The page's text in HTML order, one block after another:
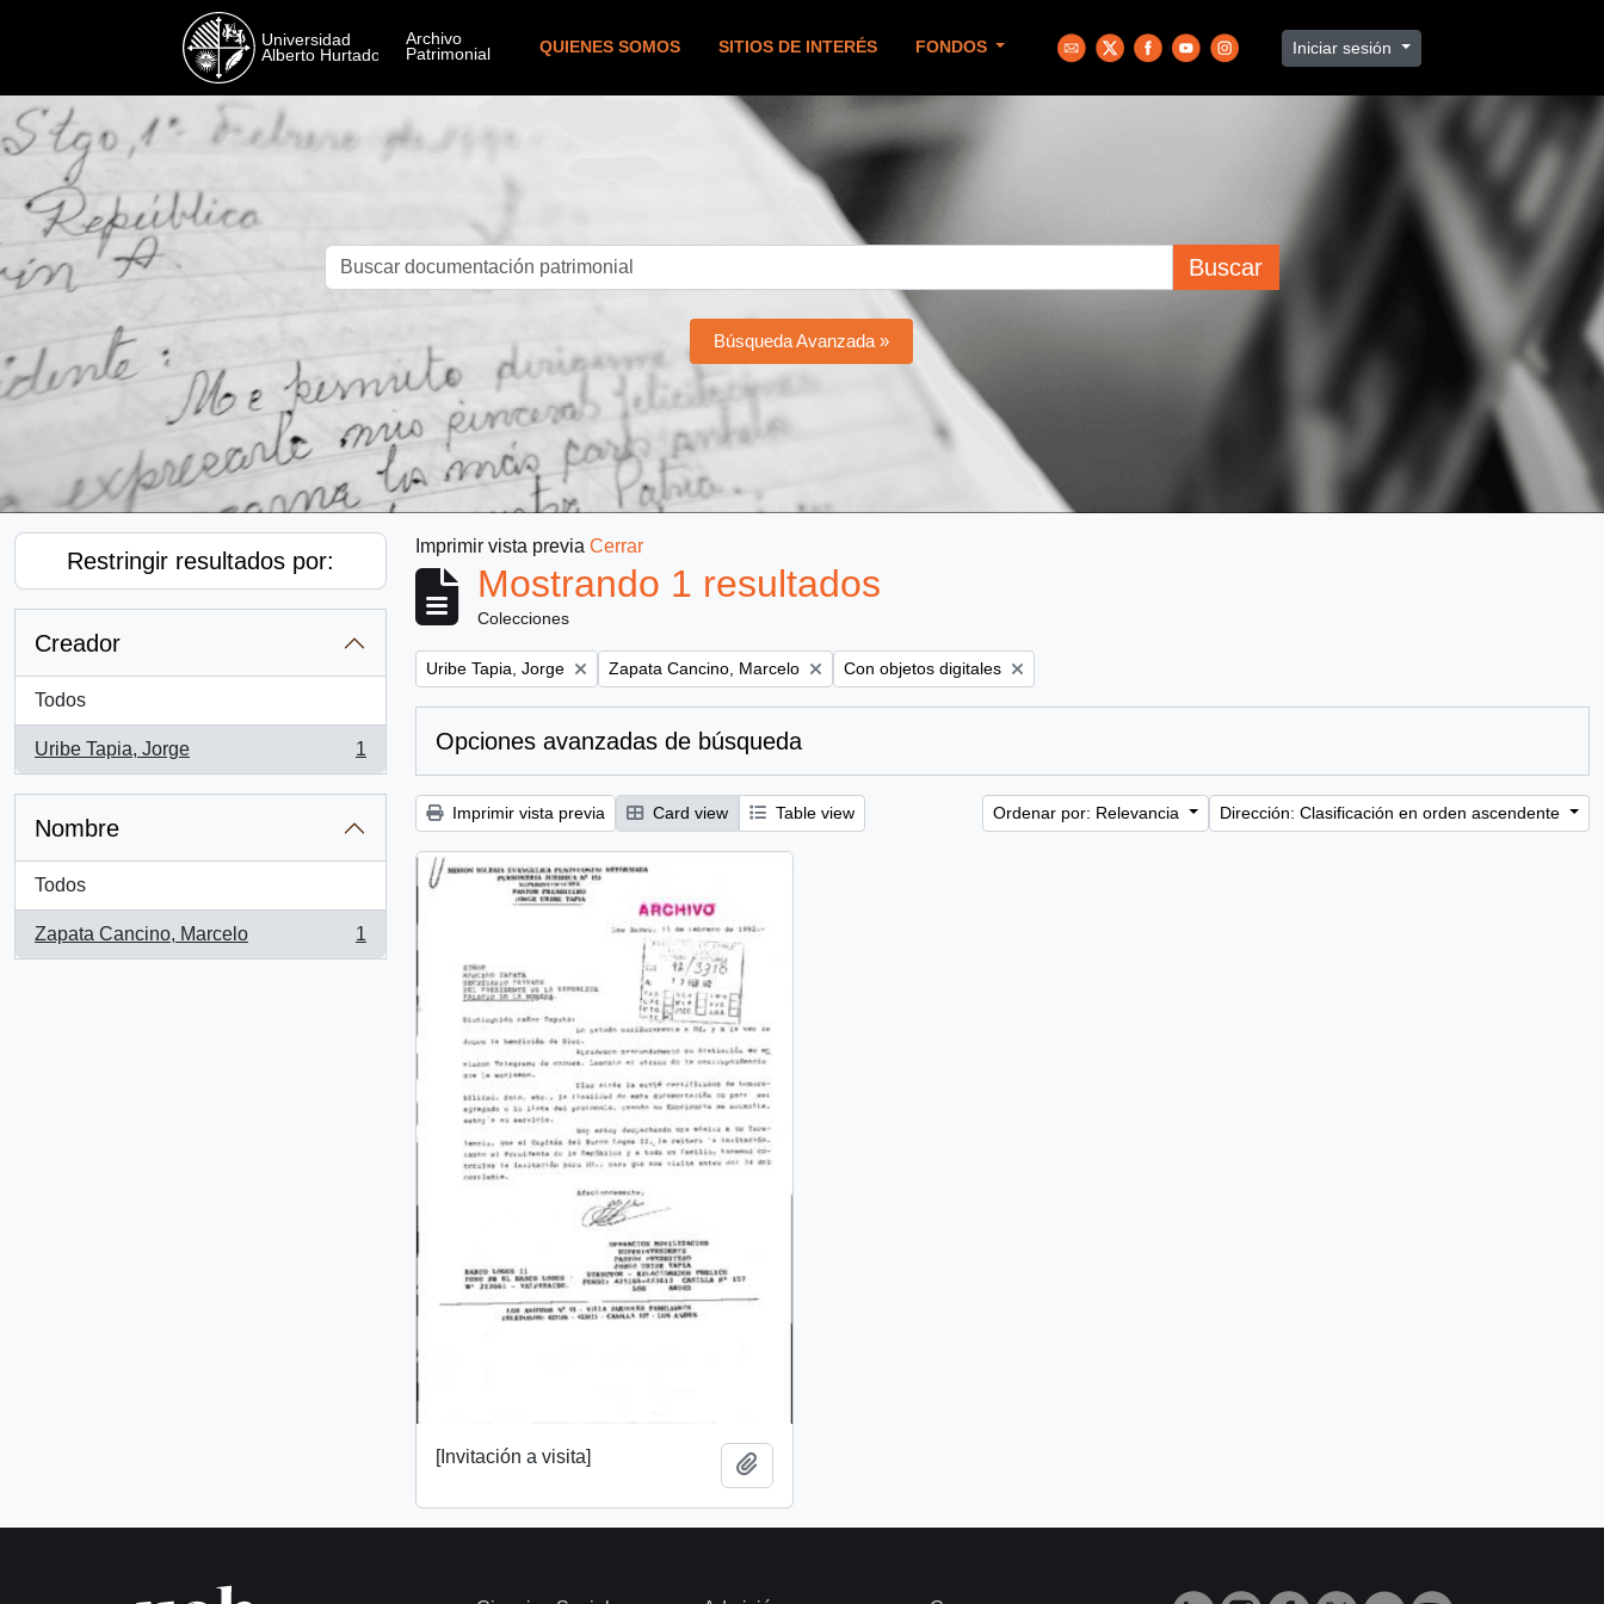
QUIENES SOMOS SITIOS DE INTERÉS FONDOS Iniciar sesión
Buscar
Búsqueda Avanzada »
Restringir resultados por:
Creador
Todos
Uribe Tapia, Jorge
, 1 resultados
1
Nombre
Todos
Zapata Cancino, Marcelo
, 1 resultados
1
Imprimir vista previa Cerrar
Mostrando 1 resultados
Colecciones
Remove filter:
Uribe Tapia, Jorge Remove filter:
Zapata Cancino, Marcelo Remove filter:
Con objetos digitales
Opciones avanzadas de búsqueda
Imprimir vista previa Card view Table view Ordenar por: Relevancia Dirección: Clasificación en orden ascendente
[Invitación a visita]